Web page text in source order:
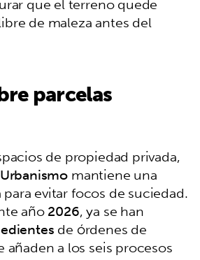
de maleza antes del
parcelas
de propiedad privada,
Urbanismomantiene una
evitar focos de suciedad.
año2026, ya se han
de órdenes de
a los seis procesos